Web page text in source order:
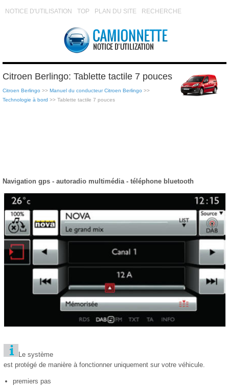
NOTICE D'UTILISATION TOP PLAN DU SITE RECHERCHE
Citroen Berlingo: Tablette tactile 7 pouces
Citroen Berlingo >> Manuel du conducteur Citroen Berlingo >>
Technologie à bord >> Tablette tactile 7 pouces
Navigation gps - autoradio multimédia - téléphone bluetooth
Le système
est protégé de manière à fonctionner uniquement sur votre véhicule.
premiers pas